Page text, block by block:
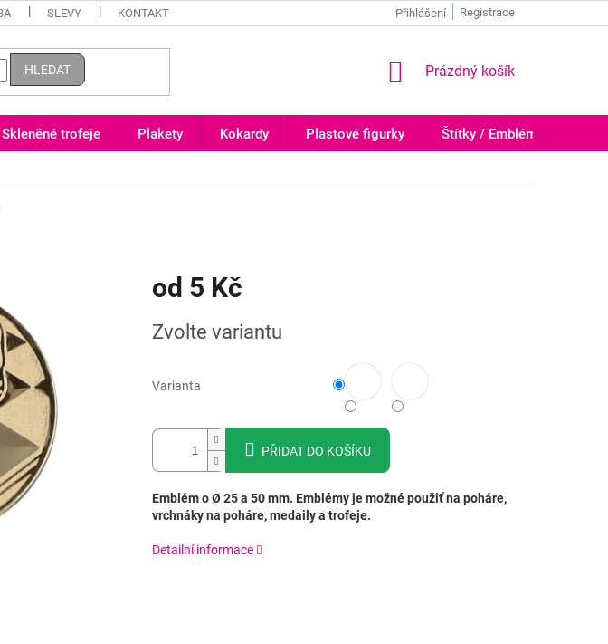
SLEVY KONTAKT Registrace
Přihlášení
HLEDAT
NÁKUPNÍ
Prázdný košík
Skleněné trofeje Plakety Kokardy Plastové figurky Štítky / Emblémy
od 5 Kč
cena:
Zvolte variantu
Varianta
PŘIDAT DO KOŠÍKU
Emblém o Ø 25 a 50 mm. Emblémy je možné použiť na poháre,
vrchnáky na poháre, medaily a trofeje.
Detailní informace